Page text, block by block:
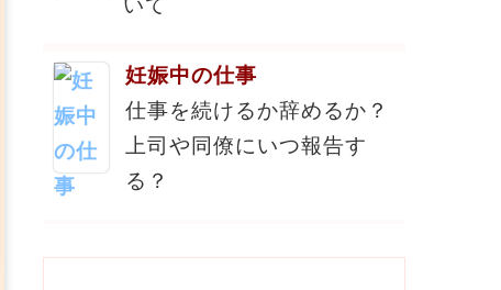
妊娠中の仕事
仕事を続けるか辞めるか？
上司や同僚にいつ報告す
る？